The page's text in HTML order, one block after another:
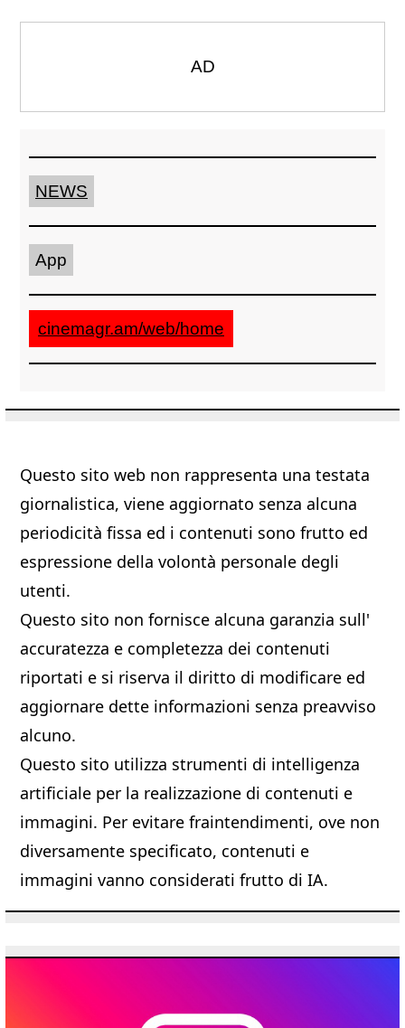
AD
NEWS
App
cinemagr.am/web/home
Questo sito web non rappresenta una testata
giornalistica, viene aggiornato senza alcuna
periodicità fissa ed i contenuti sono frutto ed
espressione della volontà personale degli
utenti.
Questo sito non fornisce alcuna garanzia sull'
accuratezza e completezza dei contenuti
riportati e si riserva il diritto di modificare ed
aggiornare dette informazioni senza preavviso
alcuno.
Questo sito utilizza strumenti di intelligenza
artificiale per la realizzazione di contenuti e
immagini. Per evitare fraintendimenti, ove non
diversamente specificato, contenuti e
immagini vanno considerati frutto di IA.